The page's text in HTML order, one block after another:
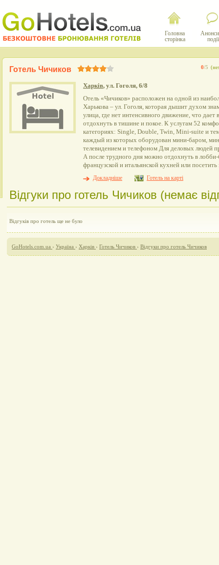
Головна
сторінка
події
0/5
Готель Чичиков
Харків, ул. Гоголя, 6/8
Отель «Чичиков» расположен на одной из
Харькова – ул. Гоголя, которая дышит духом
улица, где нет интенсивного движение, что дает
отдохнуть в тишине и покое. К услугам 52
категориях: Single, Double, Twin, Mini-suite и
каждый из которых оборудован мини-баром,
телевидением и телефоном Для деловых людей
А после трудного дня можно отдохнуть в лобби-
французской и итальянской кухней или
Докладніше
Готель на карті
Відгуки про готель Чичиков (немає
Відгуків про готель ще не було
GoHotels.com.ua › Україна › Харків › Готель Чичиков › Відгуки про готель Чичиков